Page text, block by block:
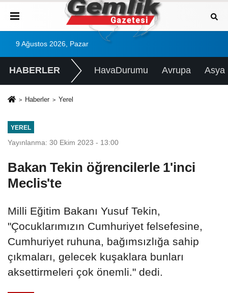
9 Ağustos 2026, Pazar
HABERLER HavaDurumu Avrupa Asya
Haberler Yerel
YEREL
Yayınlanma: 30 Ekim 2023 - 13:00
Bakan Tekin öğrencilerle 1'inci
Meclis'te
Milli Eğitim Bakanı Yusuf Tekin,
"Çocuklarımızın Cumhuriyet felsefesine,
Cumhuriyet ruhuna, bağımsızlığa sahip
çıkmaları, gelecek kuşaklara bunları
aksettirmeleri çok önemli." dedi.